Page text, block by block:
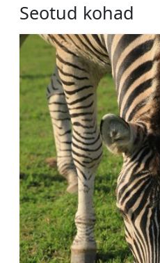
Seotud kohad